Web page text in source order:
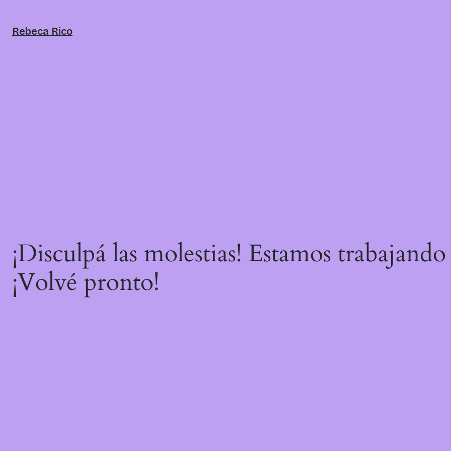
Rebeca Rico
¡Disculpá las molestias! Estamos
¡Volvé pronto!